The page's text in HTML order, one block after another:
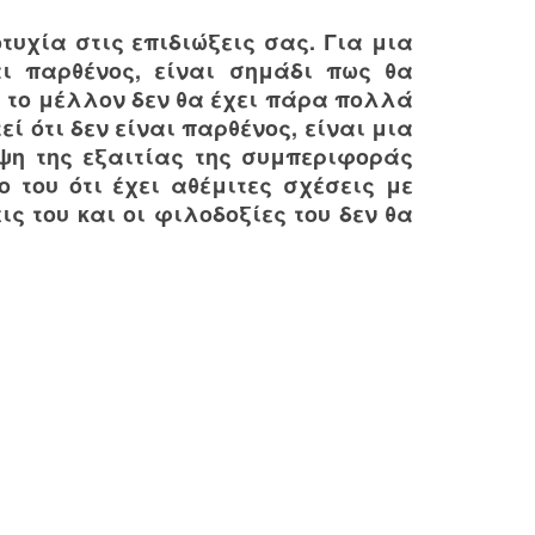
στις επιδιώξεις σας. Για μια
παρθένος, είναι σημάδι πως θα
το μέλλον δεν θα έχει πάρα πολλά
ότι δεν είναι παρθένος, είναι μια
της εξαιτίας της συμπεριφοράς
ότι έχει αθέμιτες σχέσεις με
του και οι φιλοδοξίες του δεν θα